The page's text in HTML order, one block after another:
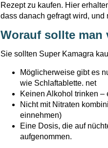
Rezept zu kaufen. Hier
dass danach gefragt wird, und
Worauf sollte man
Sie sollten Super Kamagra
Möglicherweise gibt es
wie Schlaftablette. net
Keinen Alkohol trinken –
Nicht mit Nitraten
einnehmen)
Eine Dosis, die auf
aufgenommen.